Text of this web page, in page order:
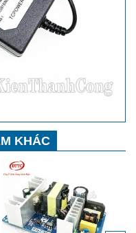
KHÁC